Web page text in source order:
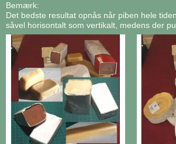
Bemærk:
Det bedste resultat opnås når piben hele
såvel horisontalt som vertikalt, medens der